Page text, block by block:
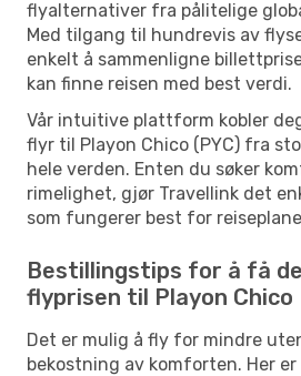
flyalternativer fra pålitelige
Med tilgang til hundrevis av
enkelt å sammenligne
kan finne reisen med best verdi.
Vår intuitive plattform kobler
flyr til Playon Chico (PYC) fra
hele verden. Enten du søker
rimelighet, gjør Travellink det
som fungerer best for
Bestillingstips for å få
flyprisen til Playon Chico
Det er mulig å fly for mindre
bekostning av komforten. Her